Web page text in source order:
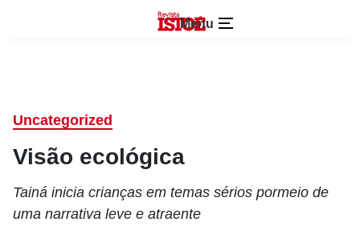
Menu
Uncategorized
Visão ecológica
Tainá inicia crianças em temas sérios pormeio de
uma narrativa leve e atraente